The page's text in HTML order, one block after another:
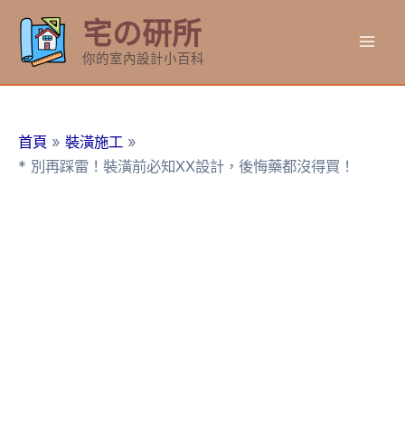
要
宅の研所
你的室內設計小百科
首頁
裝潢施工
* 別再踩雷！裝潢前必知XX設計，後悔藥都沒得買！